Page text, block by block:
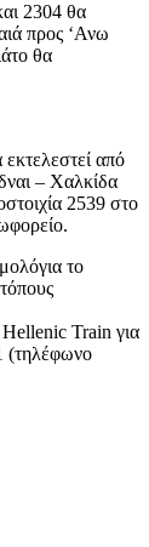
2304 θα
προς ‘Ανω
θα
από
– Χαλκίδα
2539 στο
το
Train για
(τηλέφωνο